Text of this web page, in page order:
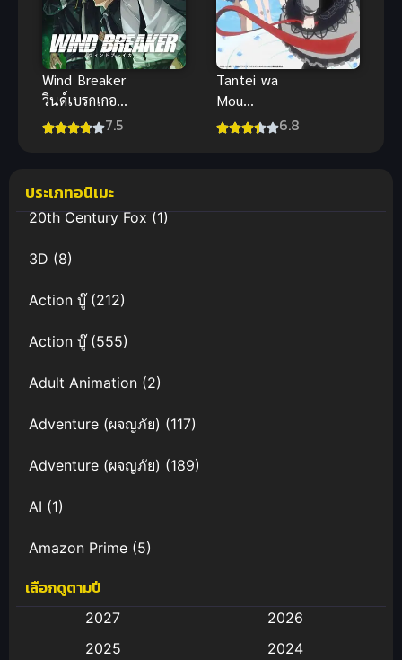
Wind Breaker
วินด์เบรกเกอร์
ภาค 1
7.5
Tantei wa
Mou
Shindeiru 6.8
ประเภทอนิเมะ
20th Century Fox(1)
3D (8)
Action บู๊(212)
Action บู๊(555)
Adult Animation (2)
Adventure (ผจญภัย) (117)
Adventure (ผจญภัย) (189)
AI (1)
Amazon Prime (5)
Anal (ประตูหลัง)
เลือกดูตามปี
2027
2026
2025
2024